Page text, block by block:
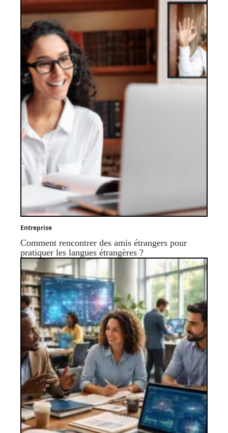
Entreprise
Comment rencontrer des amis étrangers pour
pratiquer les langues étrangères ?